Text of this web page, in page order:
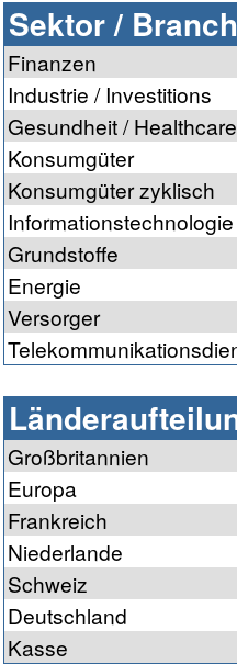
Sektor /
Finanzen
Industrie / Investitions
Gesundheit / Healthcare
Konsumgüter
Konsumgüter zyklisch
Informationstechnologie
Grundstoffe
Energie
Versorger
Großbritannien
Europa
Frankreich
Niederlande
Schweiz
Deutschland
Kasse